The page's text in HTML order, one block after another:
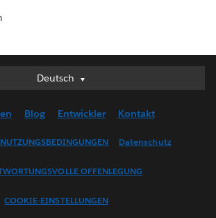
Deutsch
Deutsch
English (US)
Français (France)
Blog Entwickler Kontakt
NUTZUNGSBEDINGUNGEN Datenschutz
OFFENLEGUNG
COOKIE-EINSTELLUNGEN